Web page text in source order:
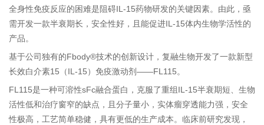
全身性免疫反应的困难是阻碍IL-15药物研发的关键因素。由此，亟
需开发一款半衰期长，安全性好，且能促进IL-15体内生物学活性的
产品。
基于公司独有的Fbody®技术的创新设计，复融生物开发了一款新型
长效白介素15（IL-15）免疫激动剂——FL115。
FL115是一种可溶性sFc融合蛋白，克服了重组IL-15半衰期短、生物
活性低和治疗窗窄的缺点，且分子量小，实体瘤穿透能力强，安全
性极高，工艺简单稳健，具有更低的生产成本。临床前研究发现，